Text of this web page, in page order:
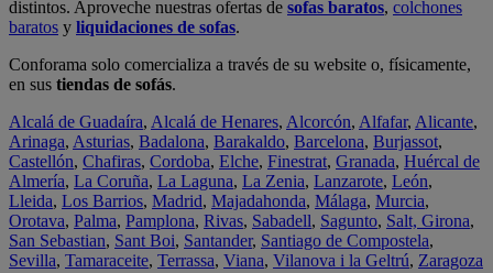
distintos. Aproveche nuestras ofertas de sofas baratos, colchones
baratos y liquidaciones de sofas.
Conforama solo comercializa a través de su website o, físicamente,
en sus tiendas de sofás.
Alcalá de Guadaíra, Alcalá de Henares, Alcorcón, Alfafar, Alicante,
Arinaga, Asturias, Badalona, Barakaldo, Barcelona, Burjassot,
Castellón, Chafiras, Cordoba, Elche, Finestrat, Granada, Huércal de
Almería, La Coruña, La Laguna, La Zenia, Lanzarote, León,
Lleida, Los Barrios, Madrid, Majadahonda, Málaga, Murcia,
Orotava, Palma, Pamplona, Rivas, Sabadell, Sagunto, Salt, Girona,
San Sebastian, Sant Boi, Santander, Santiago de Compostela,
Sevilla, Tamaraceite, Terrassa, Viana, Vilanova i la Geltrú, Zaragoza